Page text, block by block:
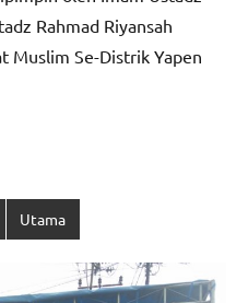
Rahmad Riyansah
Muslim Se-Distrik Yapen
Utama